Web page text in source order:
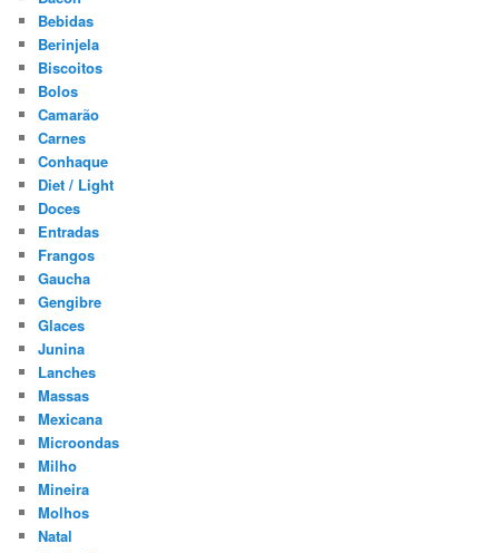
Bebidas
Berinjela
Biscoitos
Bolos
Camarão
Carnes
Conhaque
Diet / Light
Doces
Entradas
Frangos
Gaucha
Gengibre
Glaces
Junina
Lanches
Massas
Mexicana
Microondas
Milho
Mineira
Molhos
Natal